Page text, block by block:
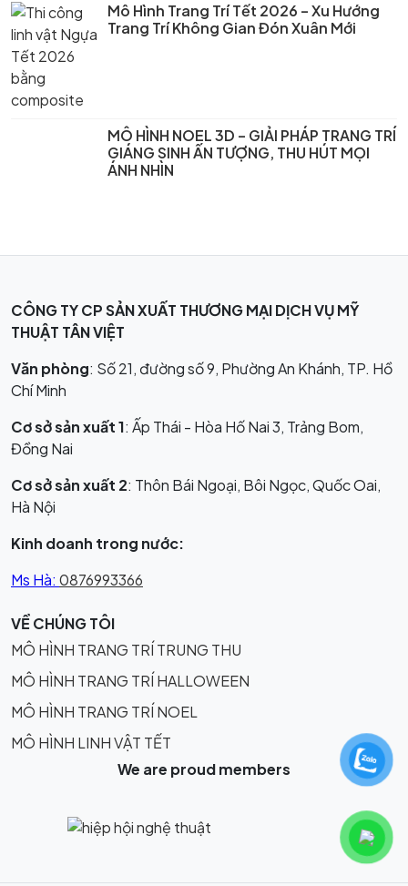
Mô Hình Trang Trí Tết 2026 – Xu Hướng
Trang Trí Không Gian Đón Xuân Mới
MÔ HÌNH NOEL 3D – GIẢI PHÁP TRANG TRÍ
GIÁNG SINH ẤN TƯỢNG, THU HÚT MỌI
ÁNH NHÌN
CÔNG TY CP SẢN XUẤT THƯƠNG MẠI DỊCH VỤ MỸ
THUẬT TÂN VIỆT
Văn phòng: Số 21, đường số 9, Phường An Khánh, TP. Hồ
Chí Minh
Cơ sở sản xuất 1: Ấp Thái - Hòa Hố Nai 3, Trảng Bom,
Đồng Nai
Cơ sở sản xuất 2: Thôn Bái Ngoại, Bôi Ngọc, Quốc Oai,
Hà Nội
Kinh doanh trong nước:
Ms Hà: 0876993366
VỀ CHÚNG TÔI
MÔ HÌNH TRANG TRÍ TRUNG THU
MÔ HÌNH TRANG TRÍ HALLOWEEN
MÔ HÌNH TRANG TRÍ NOEL
MÔ HÌNH LINH VẬT TẾT
We are proud members